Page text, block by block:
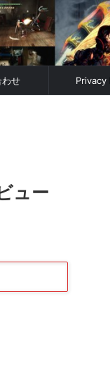
わせ Privacy
ュー